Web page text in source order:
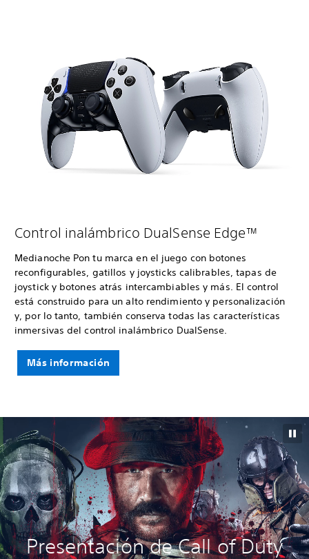
Control inalámbrico DualSense Edge™
Medianoche Pon tu marca en el juego con botones
reconfigurables, gatillos y joysticks calibrables, tapas de
joystick y botones atrás intercambiables y más. El control
está construido para un alto rendimiento y personalización
y, por lo tanto, también conserva todas las características
inmersivas del control inalámbrico DualSense.
Más información
Presentación de Call of Duty